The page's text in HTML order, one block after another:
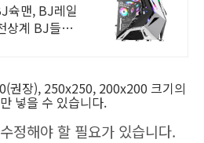
슉맨, BJ레일
상계 BJ들이
권장), 250x250, 200x200 크기의
넣을 수 있습니다.
정해야 할 필요가 있습니다.